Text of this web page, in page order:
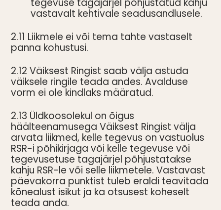
tegevuse tagajärjel põhjustatud kahju
vastavalt kehtivale seadusandlusele.
2.11 Liikmele ei või tema tahte vastaselt
panna kohustusi.
2.12 Väiksest Ringist saab välja astuda
väiksele ringile teada andes. Avalduse
vorm ei ole kindlaks määratud.
2.13 Üldkoosolekul on õigus
häälteenamusega Väiksest Ringist välja
arvata liikmed, kelle tegevus on vastuolus
RSR-i põhikirjaga või kelle tegevuse või
tegevusetuse tagajärjel põhjustatakse
kahju RSR-le või selle liikmetele. Vastavast
päevakorra punktist tuleb eraldi teavitada
kõnealust isikut ja ka otsusest koheselt
teada anda.